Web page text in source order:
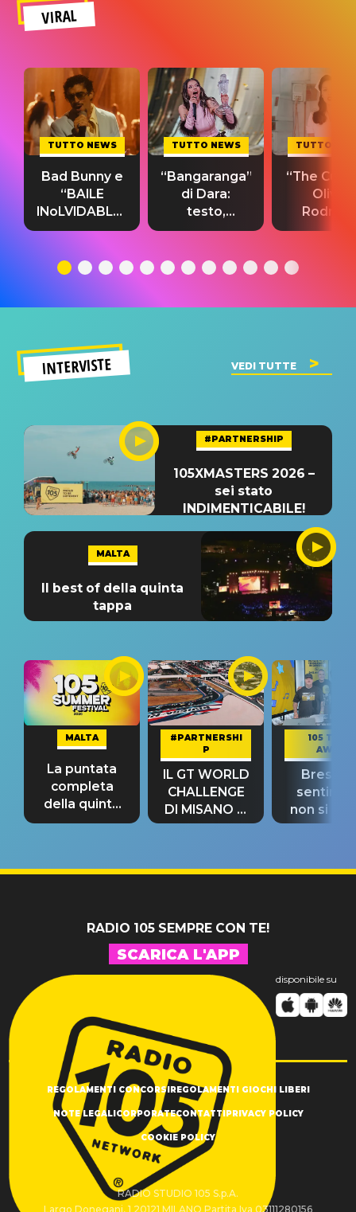
VIRAL
TUTTO NEWS
Bad Bunny e
“BAILE
INoLVIDABLE”:
testo,
significato
TUTTO NEWS
“Bangaranga”
di Dara:
testo,
traduzione e
del singolo
TUTTO
“The
Olivia
testo,
INTERVISTE VEDI TUTTE
#PARTNERSHIP
105XMASTERS 2026 –
sei stato
INDIMENTICABILE!
MALTA
Il best of della quinta
tappa
MALTA
La puntata
completa
della quinta
tappa
#PARTNERSHI
P
IL GT WORLD
CHALLENGE
DI MISANO si
riconferma
105 TAKE
AWAY
Bresh:
non si
fino alla
RADIO 105 SEMPRE CON TE!
SCARICA L'APP
disponibile su
REGOLAMENTI CONCORSIREGOLAMENTI GIOCHI LIBERI
NOTE LEGALICORPORATECONTATTIPRIVACY POLICY
COOKIE POLICY
RADIO STUDIO 105 S.p.A.
Largo Donegani, 1 20121 MILANO Partita Iva 03111280156